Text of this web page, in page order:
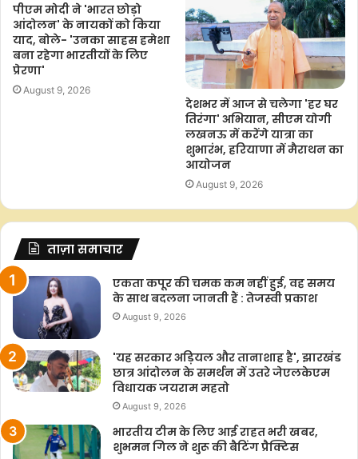
पीएम मोदी ने 'भारत छोड़ो
आंदोलन' के नायकों को किया
याद, बोले- 'उनका साहस हमेशा
बना रहेगा भारतीयों के लिए
प्रेरणा'
August 9, 2026
देशभर में आज से चलेगा 'हर घर
तिरंगा' अभियान, सीएम योगी
लखनऊ में करेंगे यात्रा का
शुभारंभ, हरियाणा में मैराथन का
आयोजन
August 9, 2026
ताज़ा समाचार
एकता कपूर की चमक कम नहीं हुई, वह समय
के साथ बदलना जानती हैं : तेजस्वी प्रकाश
August 9, 2026
'यह सरकार अड़ियल और तानाशाह है', झारखंड
छात्र आंदोलन के समर्थन में उतरे जेएलकेएम
विधायक जयराम महतो
August 9, 2026
भारतीय टीम के लिए आई राहत भरी खबर,
शुभमन गिल ने शुरू की बैटिंग प्रैक्टिस